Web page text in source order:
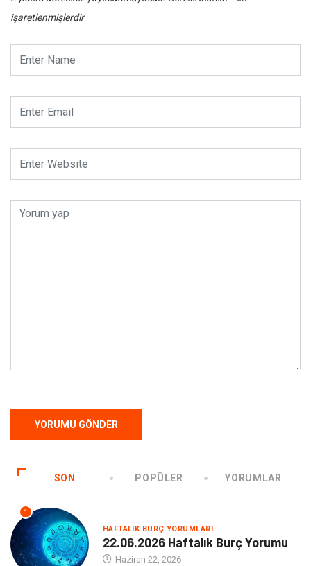
işaretlenmişlerdir
SON POPÜLER YORUMLAR
1
HAFTALIK BURÇ YORUMLARI
22.06.2026 Haftalık Burç Yorumu
Haziran 22, 2026